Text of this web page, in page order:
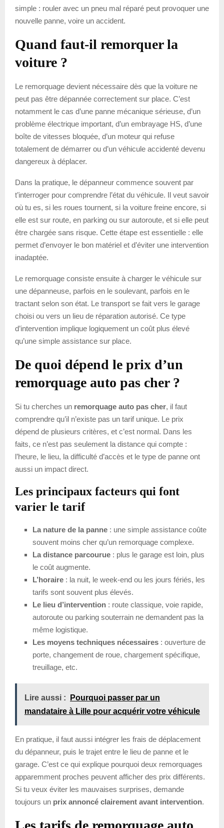
simple : rouler avec un pneu mal réparé peut provoquer une
nouvelle panne, voire un accident.
Quand faut-il remorquer la
voiture ?
Le remorquage devient nécessaire dès que la voiture ne
peut pas être dépannée correctement sur place. C’est
notamment le cas d’une panne mécanique sérieuse, d’un
problème électrique important, d’un embrayage HS, d’une
boîte de vitesses bloquée, d’un moteur qui refuse
totalement de démarrer ou d’un véhicule accidenté devenu
dangereux à déplacer.
Dans la pratique, le dépanneur commence souvent par
t’interroger pour comprendre l’état du véhicule. Il veut savoir
où tu es, si les roues tournent, si la voiture freine encore, si
elle est sur route, en parking ou sur autoroute, et si elle peut
être chargée sans risque. Cette étape est essentielle : elle
permet d’envoyer le bon matériel et d’éviter une intervention
inadaptée.
Le remorquage consiste ensuite à charger le véhicule sur
une dépanneuse, parfois en le soulevant, parfois en le
tractant selon son état. Le transport se fait vers le garage
choisi ou vers un lieu de réparation autorisé. Ce type
d’intervention implique logiquement un coût plus élevé
qu’une simple assistance sur place.
De quoi dépend le prix d’un
remorquage auto pas cher ?
Si tu cherches un remorquage auto pas cher, il faut
comprendre qu’il n’existe pas un tarif unique. Le prix
dépend de plusieurs critères, et c’est normal. Dans les
faits, ce n’est pas seulement la distance qui compte :
l’heure, le lieu, la difficulté d’accès et le type de panne ont
aussi un impact direct.
Les principaux facteurs qui font
varier le tarif
La nature de la panne : une simple assistance coûte
souvent moins cher qu’un remorquage complexe.
La distance parcourue : plus le garage est loin, plus
le coût augmente.
L’horaire : la nuit, le week-end ou les jours fériés, les
tarifs sont souvent plus élevés.
Le lieu d’intervention : route classique, voie rapide,
autoroute ou parking souterrain ne demandent pas la
même logistique.
Les moyens techniques nécessaires : ouverture de
porte, changement de roue, chargement spécifique,
treuillage, etc.
Lire aussi :
Pourquoi passer par un
mandataire à Lille pour acquérir votre véhicule
En pratique, il faut aussi intégrer les frais de déplacement
du dépanneur, puis le trajet entre le lieu de panne et le
garage. C’est ce qui explique pourquoi deux remorquages
apparemment proches peuvent afficher des prix différents.
Si tu veux éviter les mauvaises surprises, demande
toujours un prix annoncé clairement avant intervention.